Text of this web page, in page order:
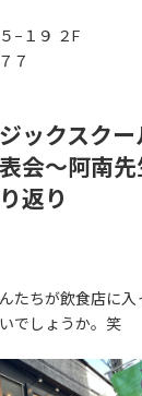
−１９ ２F
７
ックスクー
会〜阿南
返り
たちが飲食店に入
でしょうか。笑